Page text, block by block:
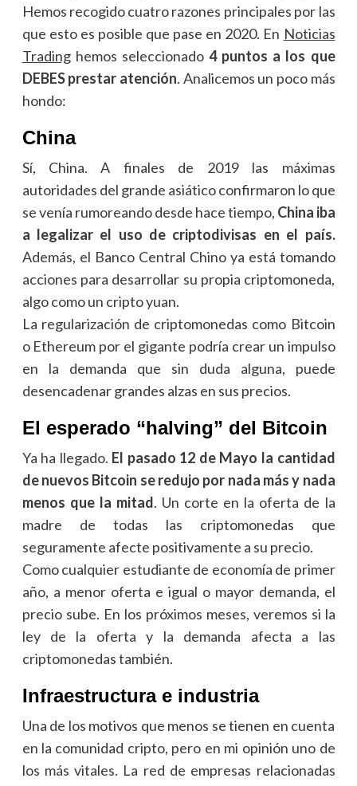
Hemos recogido cuatro razones principales por las
que esto es posible que pase en 2020. En Noticias
Tradinghemos seleccionado 4 puntos a los que
DEBES prestar atención. Analicemos un poco más
hondo:
China
Sí, China. A finales de 2019 las máximas
autoridades del grande asiático confirmaron lo que
se venía rumoreando desde hace tiempo, China iba
a legalizar el uso de criptodivisas en el país.
Además, el Banco Central Chino ya está tomando
acciones para desarrollar su propia criptomoneda,
algo como un cripto yuan.
La regularización de criptomonedas como Bitcoin
o Ethereum por el gigante podría crear un impulso
en la demanda que sin duda alguna, puede
desencadenar grandes alzas en sus precios.
El esperado “halving” del Bitcoin
Ya ha llegado. El pasado 12 de Mayo la cantidad
de nuevos Bitcoin se redujo por nada más y nada
menos que la mitad. Un corte en la oferta de la
madre de todas las criptomonedas que
seguramente afecte positivamente a su precio.
Como cualquier estudiante de economía de primer
año, a menor oferta e igual o mayor demanda, el
precio sube. En los próximos meses, veremos si la
ley de la oferta y la demanda afecta a las
criptomonedas también.
Infraestructura e industria
Una de los motivos que menos se tienen en cuenta
en la comunidad cripto, pero en mi opinión uno de
los más vitales. La red de empresas relacionadas